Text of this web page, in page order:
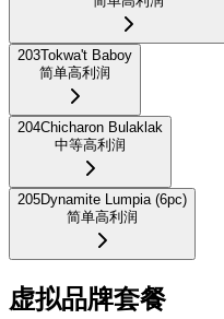
203Tokwa't Baboy
简单高利润
204Chicharon Bulaklak
中等高利润
205Dynamite Lumpia (6pc)
简单高利润
虚拟品牌套餐